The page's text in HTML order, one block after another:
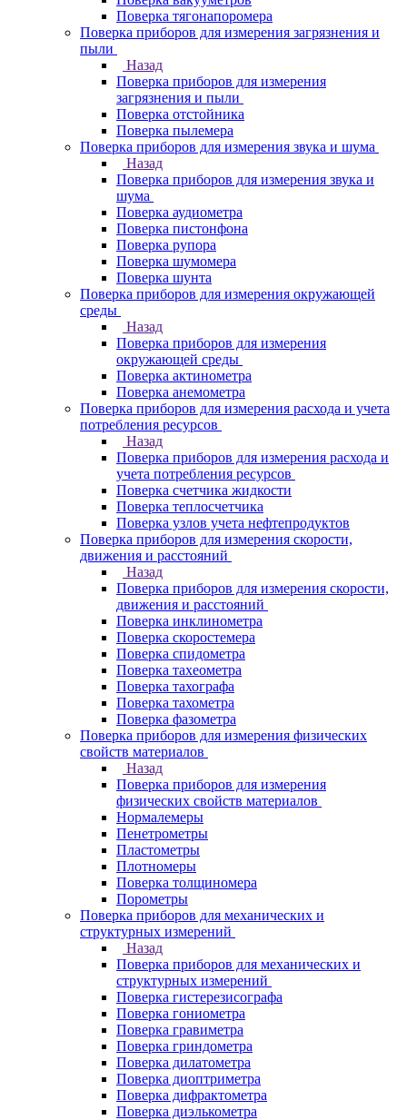
Поверка тягонапоромера
Поверка приборов для измерения загрязнения и
пыли
Назад
Поверка приборов для измерения
загрязнения и пыли
Поверка отстойника
Поверка пылемера
Поверка приборов для измерения звука и шума
Назад
Поверка приборов для измерения звука и
шума
Поверка аудиометра
Поверка пистонфона
Поверка рупора
Поверка шумомера
Поверка шунта
Поверка приборов для измерения окружающей
среды
Назад
Поверка приборов для измерения
окружающей среды
Поверка актинометра
Поверка анемометра
Поверка приборов для измерения расхода и учета
потребления ресурсов
Назад
Поверка приборов для измерения расхода и
учета потребления ресурсов
Поверка счетчика жидкости
Поверка теплосчетчика
Поверка узлов учета нефтепродуктов
Поверка приборов для измерения скорости,
движения и расстояний
Назад
Поверка приборов для измерения скорости,
движения и расстояний
Поверка инклинометра
Поверка скоростемера
Поверка спидометра
Поверка тахеометра
Поверка тахографа
Поверка тахометра
Поверка фазометра
Поверка приборов для измерения физических
свойств материалов
Назад
Поверка приборов для измерения
физических свойств материалов
Нормалемеры
Пенетрометры
Пластометры
Плотномеры
Поверка толщиномера
Порометры
Поверка приборов для механических и
структурных измерений
Назад
Поверка приборов для механических и
структурных измерений
Поверка гистерезисографа
Поверка гониометра
Поверка гравиметра
Поверка гриндометра
Поверка дилатометра
Поверка диоптриметра
Поверка дифрактометра
Поверка диэлькометра